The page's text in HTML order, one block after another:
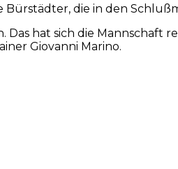
die in den
Das hat sich die
Giovanni Marino.